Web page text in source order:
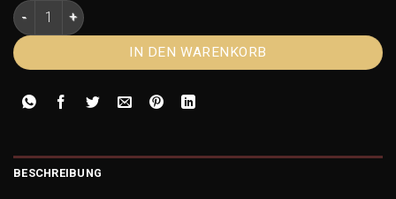
Textilarmband rot Silber 925 vergoldet mit Zirkonia Menge
IN DEN WARENKORB
BESCHREIBUNG